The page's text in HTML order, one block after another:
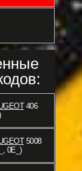
406
5008
0E_)